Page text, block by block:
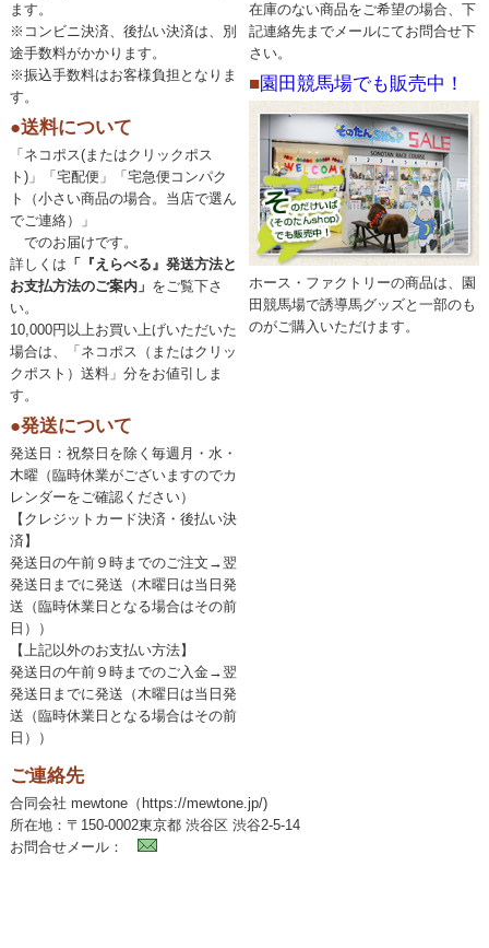
ます。
※コンビニ決済、後払い決済は、別
途手数料がかかります。
※振込手数料はお客様負担となりま
す。
●送料について
「ネコポス(またはクリックポス
ト)」「宅配便」「宅急便コンパク
ト（小さい商品の場合。当店で選ん
でご連絡）」
でのお届けです。
詳しくは 「『えらべる』発送方法と
お支払方法のご案内」 をご覧下さ
い。
10,000円以上お買い上げいただいた
場合は、「ネコポス（またはクリッ
クポスト）送料」分をお値引しま
す。
●発送について
発送日：祝祭日を除く毎週月・水・
木曜（臨時休業がございますのでカ
レンダーをご確認ください）
【クレジットカード決済・後払い決
済】
発送日の午前９時までのご注文→翌
発送日までに発送（木曜日は当日発
送（臨時休業日となる場合はその前
日））
【上記以外のお支払い方法】
発送日の午前９時までのご入金→翌
発送日までに発送（木曜日は当日発
送（臨時休業日となる場合はその前
日））
在庫のない商品をご希望の場合、下
記連絡先までメールにてお問合せ下
さい。
■園田競馬場でも販売中！
ホース・ファクトリーの商品は、園
田競馬場で誘導馬グッズと一部のも
のがご購入いただけます。
ご連絡先
合同会社 mewtone（https://mewtone.jp/)
所在地：〒150-0002東京都 渋谷区 渋谷2-5-14
お問合せメール：